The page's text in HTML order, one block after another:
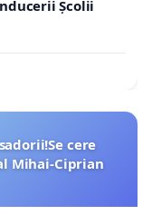
Școlii
cere
Mihai-Ciprian